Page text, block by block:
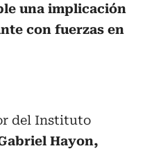
una implicación
con fuerzas en
del Instituto
Hayon,